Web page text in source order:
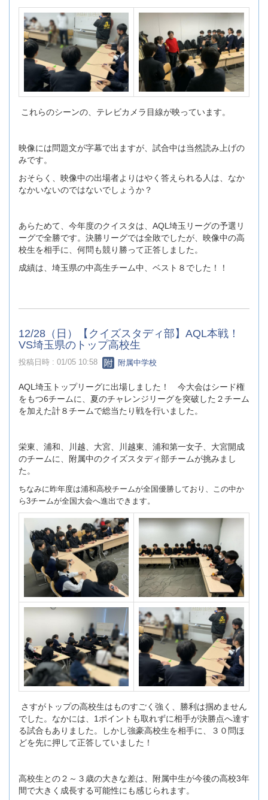
これらのシーンの、テレビカメラ目線が映っています。
映像には問題文が字幕で出ますが、試合中は当然読み上げの
みです。
おそらく、映像中の出場者よりはやく答えられる人は、なか
なかいないのではないでしょうか？
あらためて、今年度のクイスタは、AQL埼玉リーグの予選リ
ーグで全勝です。決勝リーグでは全敗でしたが、映像中の高
校生を相手に、何問も競り勝って正答しました。
成績は、埼玉県の中高生チーム中、ベスト８でした！！
12/28（日）【クイズスタディ部】AQL本戦！
VS埼玉県のトップ高校生
投稿日時 : 01/05 10:58 附属中学校
AQL埼玉トップリーグに出場しました！ 今大会はシード権
をもつ6チームに、夏のチャレンジリーグを突破した２チーム
を加えた計８チームで総当たり戦を行いました。
栄東、浦和、川越、大宮、川越東、浦和第一女子、大宮開成
のチームに、附属中のクイズスタディ部チームが挑みまし
た。
ちなみに昨年度は浦和高校チームが全国優勝しており、この中か
ら3チームが全国大会へ進出できます。
さすがトップの高校生はものすごく強く、勝利は掴めません
でした。なかには、1ポイントも取れずに相手が決勝点へ達す
る試合もありました。しかし強豪高校生を相手に、３０問ほ
どを先に押して正答していました！
高校生との２～３歳の大きな差は、附属中生が今後の高校3年
間で大きく成長する可能性にも感じられます。